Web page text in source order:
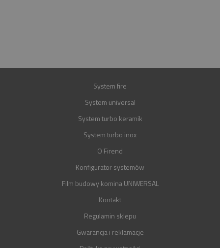
System fire
System universal
System turbo keramik
System turbo inox
O Firend
Konfigurator systemów
Film budowy komina UNIWERSAL
Kontakt
Regulamin sklepu
Gwarancja i reklamacje